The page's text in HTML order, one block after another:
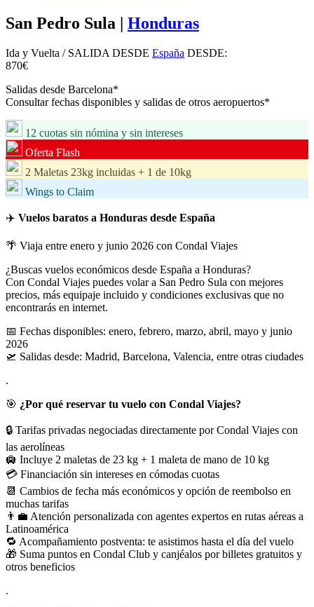
San Pedro Sula | Honduras
Ida y Vuelta / SALIDA DESDE España DESDE:
870€
Salidas desde Barcelona*
Consultar fechas disponibles y salidas de otros aeropuertos*
12 cuotas sin nómina y sin intereses
Oferta Flash
2 Maletas 23kg incluidas + 1 de 10kg
Wings to Claim
✈️ Vuelos baratos a Honduras desde España
🌴 Viaja entre enero y junio 2026 con Condal Viajes
¿Buscas vuelos económicos desde España a Honduras?
Con Condal Viajes puedes volar a San Pedro Sula con mejores
precios, más equipaje incluido y condiciones exclusivas que no
encontrarás en internet.
📅 Fechas disponibles: enero, febrero, marzo, abril, mayo y junio
2026
🛫 Salidas desde: Madrid, Barcelona, Valencia, entre otras ciudades
.
🎯 ¿Por qué reservar tu vuelo con Condal Viajes?
🔒 Tarifas privadas negociadas directamente por Condal Viajes con
las aerolíneas
🛄 Incluye 2 maletas de 23 kg + 1 maleta de mano de 10 kg
💳 Financiación sin intereses en cómodas cuotas
📆 Cambios de fecha más económicos y opción de reembolso en
muchas tarifas
👨‍💼 Atención personalizada con agentes expertos en rutas aéreas a
Latinoamérica
🔁 Acompañamiento postventa: te asistimos hasta el día del vuelo
🎁 Suma puntos en Condal Club y canjéalos por billetes gratuitos y
otros beneficios
.